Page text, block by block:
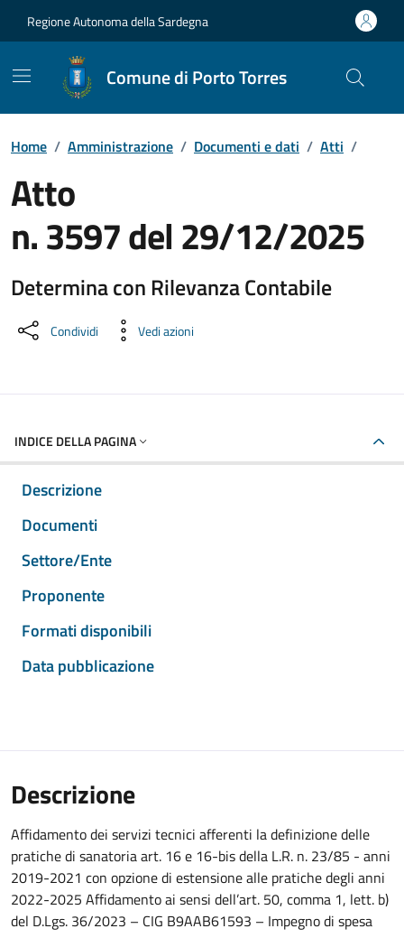
Regione Autonoma della Sardegna
Comune di Porto Torres
Home / Amministrazione / Documenti e dati / Atti /
Atto
n. 3597 del 29/12/2025
Determina con Rilevanza Contabile
Dettaglio del documento
Condividi Vedi azioni
INDICE DELLA PAGINA
Descrizione
Documenti
Settore/Ente
Proponente
Formati disponibili
Data pubblicazione
Descrizione
Affidamento dei servizi tecnici afferenti la definizione delle
pratiche di sanatoria art. 16 e 16-bis della L.R. n. 23/85 - anni
2019-2021 con opzione di estensione alle pratiche degli anni
2022-2025 Affidamento ai sensi dell’art. 50, comma 1, lett. b)
del D.Lgs. 36/2023 – CIG B9AAB61593 – Impegno di spesa